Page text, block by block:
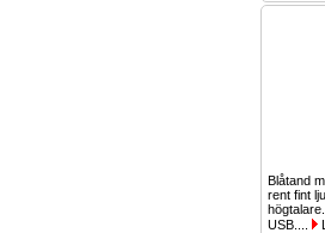
Blåtand
rent fint
USB....